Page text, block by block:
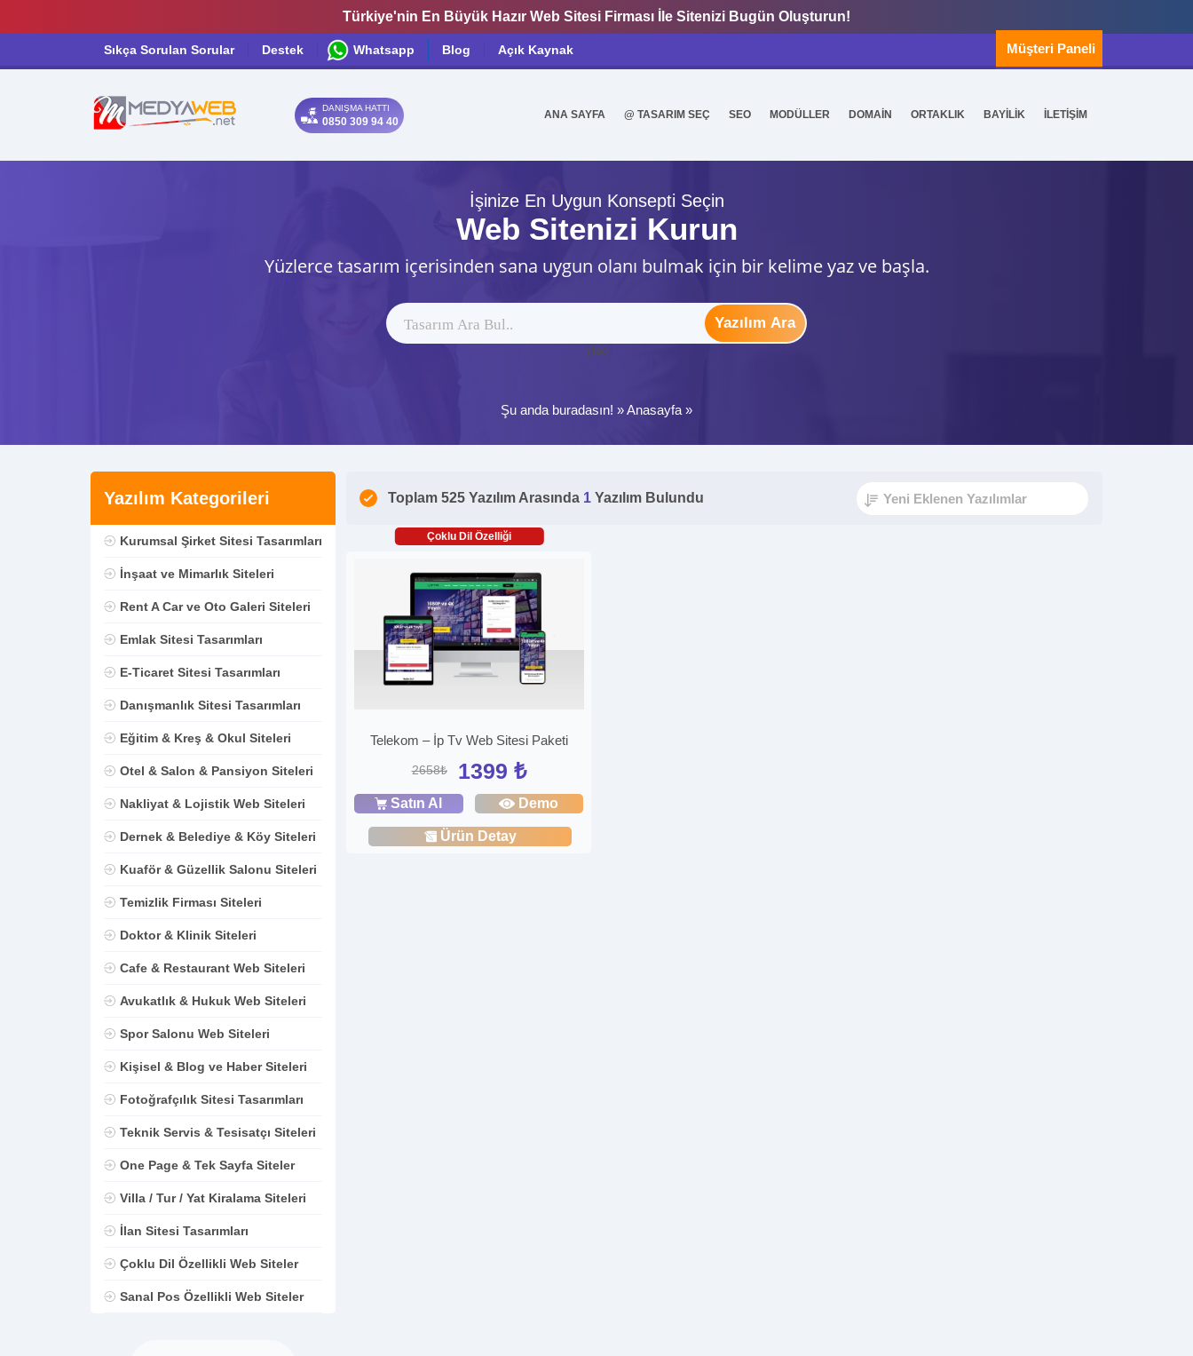
Türkiye'nin En Büyük Hazır Web Sitesi Firması İle Sitenizi Bugün Oluşturun!
Sıkça Sorulan Sorular Destek Whatsapp Blog Açık Kaynak Müşteri Paneli
DANIŞMA HATTI
0850 309 94 40
ANA SAYFA @ TASARIM SEÇ SEO MODÜLLER DOMAİN ORTAKLIK BAYİLİK İLETİŞİM
İşinize En Uygun Konsepti Seçin
Web Sitenizi Kurun
Yüzlerce tasarım içerisinden sana uygun olanı bulmak için bir kelime yaz ve başla.
Yazılım Ara
ytag
Şu anda buradasın! »Anasayfa »
Yazılım Kategorileri
Kurumsal Şirket Sitesi Tasarımları
İnşaat ve Mimarlık Siteleri
Rent A Car ve Oto Galeri Siteleri
Emlak Sitesi Tasarımları
E-Ticaret Sitesi Tasarımları
Danışmanlık Sitesi Tasarımları
Eğitim & Kreş & Okul Siteleri
Otel & Salon & Pansiyon Siteleri
Nakliyat & Lojistik Web Siteleri
Dernek & Belediye & Köy Siteleri
Kuaför & Güzellik Salonu Siteleri
Temizlik Firması Siteleri
Doktor & Klinik Siteleri
Cafe & Restaurant Web Siteleri
Avukatlık & Hukuk Web Siteleri
Spor Salonu Web Siteleri
Kişisel & Blog ve Haber Siteleri
Fotoğrafçılık Sitesi Tasarımları
Teknik Servis & Tesisatçı Siteleri
One Page & Tek Sayfa Siteler
Villa / Tur / Yat Kiralama Siteleri
İlan Sitesi Tasarımları
Çoklu Dil Özellikli Web Siteler
Sanal Pos Özellikli Web Siteler
Toplam 525 Yazılım Arasında 1 Yazılım Bulundu
Çoklu Dil Özelliği
Telekom – İp Tv Web Sitesi Paketi
2658₺ 1399 ₺
Satın Al Demo
Ürün Detay